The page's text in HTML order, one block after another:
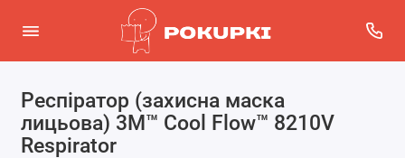
Респіратор (захисна маска
лицьова) 3M™ Cool Flow™ 8210V
Respirator